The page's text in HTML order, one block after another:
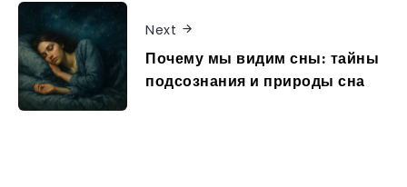
Next
Почему мы видим сны: тайны
подсознания и природы сна